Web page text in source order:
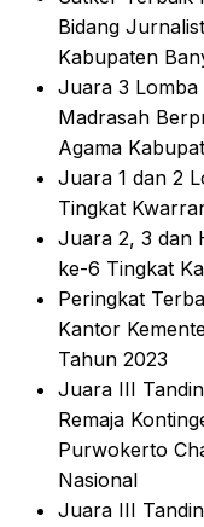
Bidang
Kabupaten
Juara 3 Lomba
Madrasah
Agama
Juara 1 dan 2
Tingkat
Juara 2, 3 dan
ke-6 Tingkat
Peringkat
Kantor
Tahun 2023
Juara III
Remaja
Purwokerto
Nasional
Juara III